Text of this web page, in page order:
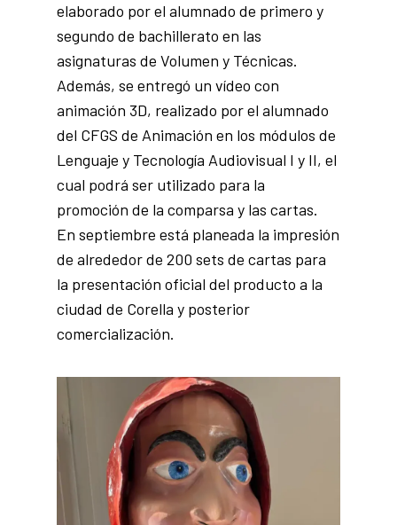
elaborado por el alumnado de primero y
segundo de bachillerato en las
asignaturas de Volumen y Técnicas.
Además, se entregó un vídeo con
animación 3D, realizado por el alumnado
del CFGS de Animación en los módulos de
Lenguaje y Tecnología Audiovisual I y II, el
cual podrá ser utilizado para la
promoción de la comparsa y las cartas.
En septiembre está planeada la impresión
de alrededor de 200 sets de cartas para
la presentación oficial del producto a la
ciudad de Corella y posterior
comercialización.